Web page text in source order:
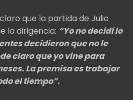
que la partida de Julio
la dirigencia: “Yo no decidí lo
decidieron que no le
claro que yo vine para
La premisa es trabajar
el tiempo”.